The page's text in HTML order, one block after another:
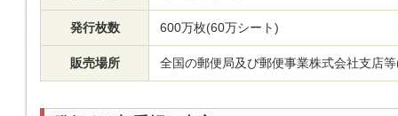
発行枚数 600万枚(60万シート)
販売場所 全国の郵便局及び郵便事業株式会社支店